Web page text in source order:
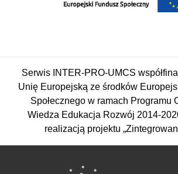
Serwis INTER-PRO-UMCS
Unię Europejską ze środków
Społecznego w ramach Programu
Wiedza Edukacja Rozwój 2014-
realizacją projektu